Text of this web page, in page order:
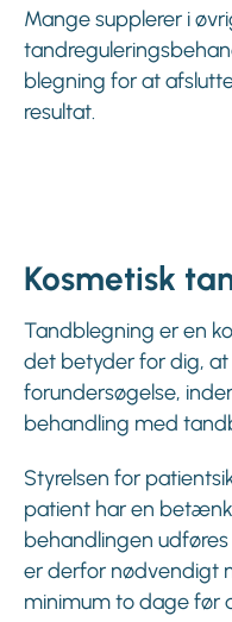
Mange supplerer i
blegning for at
resultat.
Kosmetisk
Tandblegning er en
det betyder for dig,
forundersøgelse,
behandling med
Styrelsen for
patient har en
behandlingen
er derfor nødvendigt
minimum to dage før